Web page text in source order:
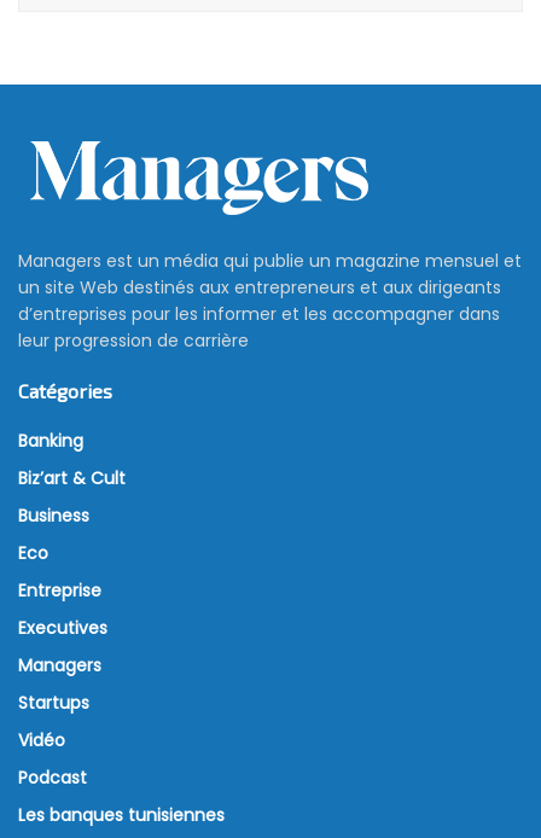
Managers est un média qui publie un magazine mensuel et
un site Web destinés aux entrepreneurs et aux dirigeants
d’entreprises pour les informer et les accompagner dans
leur progression de carrière
Catégories
Banking
Biz’art & Cult
Business
Eco
Entreprise
Executives
Managers
Startups
Vidéo
Podcast
Les banques tunisiennes